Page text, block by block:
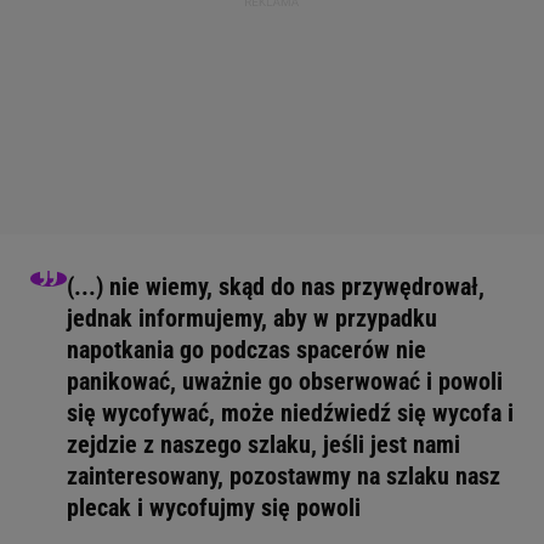
(...) nie wiemy, skąd do nas przywędrował,
jednak informujemy, aby w przypadku
napotkania go podczas spacerów nie
panikować, uważnie go obserwować i powoli
się wycofywać, może niedźwiedź się wycofa i
zejdzie z naszego szlaku, jeśli jest nami
zainteresowany, pozostawmy na szlaku nasz
plecak i wycofujmy się powoli